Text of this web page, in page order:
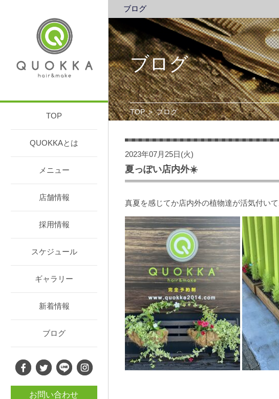
TOP
QUOKKAとは
メニュー
店舗情報
採用情報
スケジュール
ギャラリー
新着情報
ブログ
お問い合わせ
ブログ
ブログ
TOP>ブログ
2023年07月25日(火)
夏っぽい店内外☀️
真夏を感じてか店内外の植物達が活気付い